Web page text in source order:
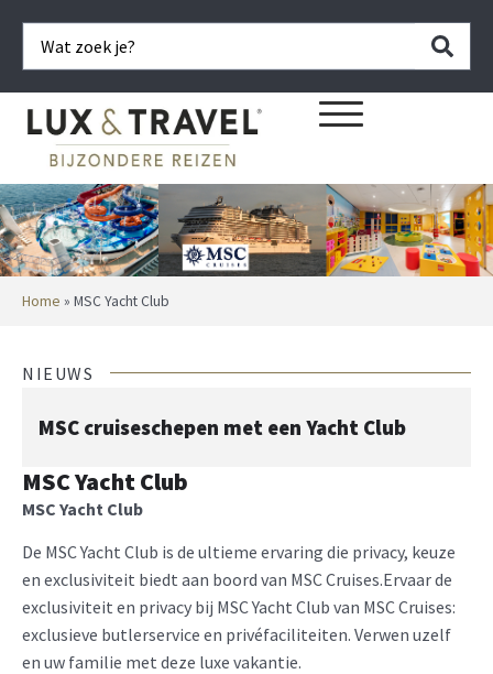
Home » MSC Yacht Club
NIEUWS
MSC cruiseschepen met een Yacht Club
MSC Yacht Club
MSC Yacht Club
De MSC Yacht Club is de ultieme ervaring die privacy, keuze
en exclusiviteit biedt aan boord van MSC Cruises.Ervaar de
exclusiviteit en privacy bij MSC Yacht Club van MSC Cruises:
exclusieve butlerservice en privéfaciliteiten. Verwen uzelf
en uw familie met deze luxe vakantie.